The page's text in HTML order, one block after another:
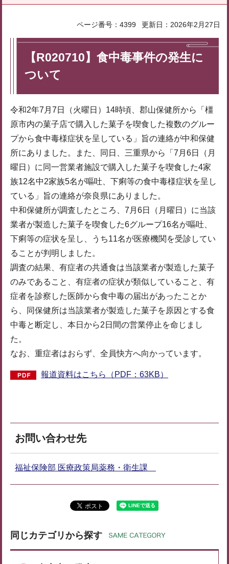
ページ番号：4399 更新日：2026年2月27日
【R020710】食中毒事件の発生に
ついて
令和2年7月7日（火曜日）14時頃、郡山保健所から「橿
原市内の菓子店で購入した菓子を喫食した複数のグルー
プから食中毒様症状を呈している」旨の連絡が中和保健
所にありました。また、同日、三重県から「7月6日（月
曜日）に同一営業者施設で購入した菓子を喫食した4家
族12名中2家族5名が嘔吐、下痢等の食中毒様症状を呈し
ている」旨の連絡が奈良県にありました。
中和保健所が調査したところ、7月6日（月曜日）に当該
業者が製造した菓子を喫食した6グループ16名が嘔吐、
下痢等の症状を呈し、うち11名が医療機関を受診してい
ることが判明しました。
調査の結果、有症者の共通食は当該業者が製造した菓子
のみであること、有症者の症状が類似していること、有
症者を診察した医師から食中毒の届出があったことか
ら、同保健所は当該業者が製造した菓子を原因とする食
中毒と断定し、本日から2日間の営業停止を命じまし
た。
なお、重症者はおらず、全員快方へ向かっています。
報道資料はこちら（PDF：63KB）
お問い合わせ先
福祉保険部 医療政策局薬務・衛生課
同じカテゴリから探す